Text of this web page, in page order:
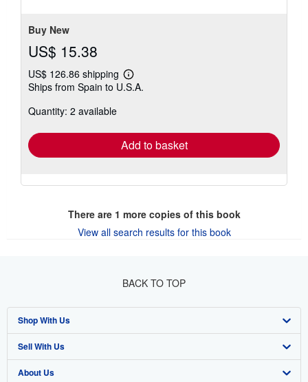
Buy New
US$ 15.38
US$ 126.86 shipping
Learn
more
Ships from Spain to U.S.A.
Quantity: 2 available
Add to basket
There are 1 more copies of this book
View all search results for this book
BACK TO TOP
Shop With Us
Advanced Search
Browse Collections
Sell With Us
Start Selling
About Us